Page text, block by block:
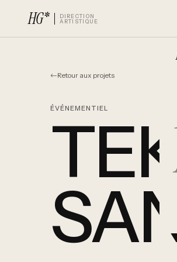
HG*
DIRECTION
ARTISTIQUE
←Retour aux projets
ÉVÉNEMENTIEL